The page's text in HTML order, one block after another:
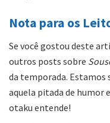
Nota para os
Se você gostou deste
outros posts sobre
da temporada. Estamos
aquela pitada de humor
otaku entende!